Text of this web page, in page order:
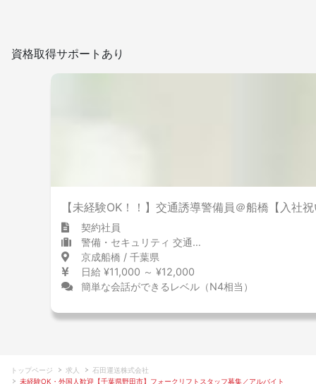
資格取得サポートあり
【未経験OK！！】交通誘導警備員＠船橋【入社
契約社員
警備・セキュリティ 交通誘導員・警備員
京成船橋 / 千葉県
日給 ¥11,000 ～ ¥12,000
簡単な会話ができるレベル（N4相当）
トップページ 求人
石田運送株式会社
未経験OK・外国人歓迎【千葉県野田市】フォークリフトスタッフ募集／アルバイト